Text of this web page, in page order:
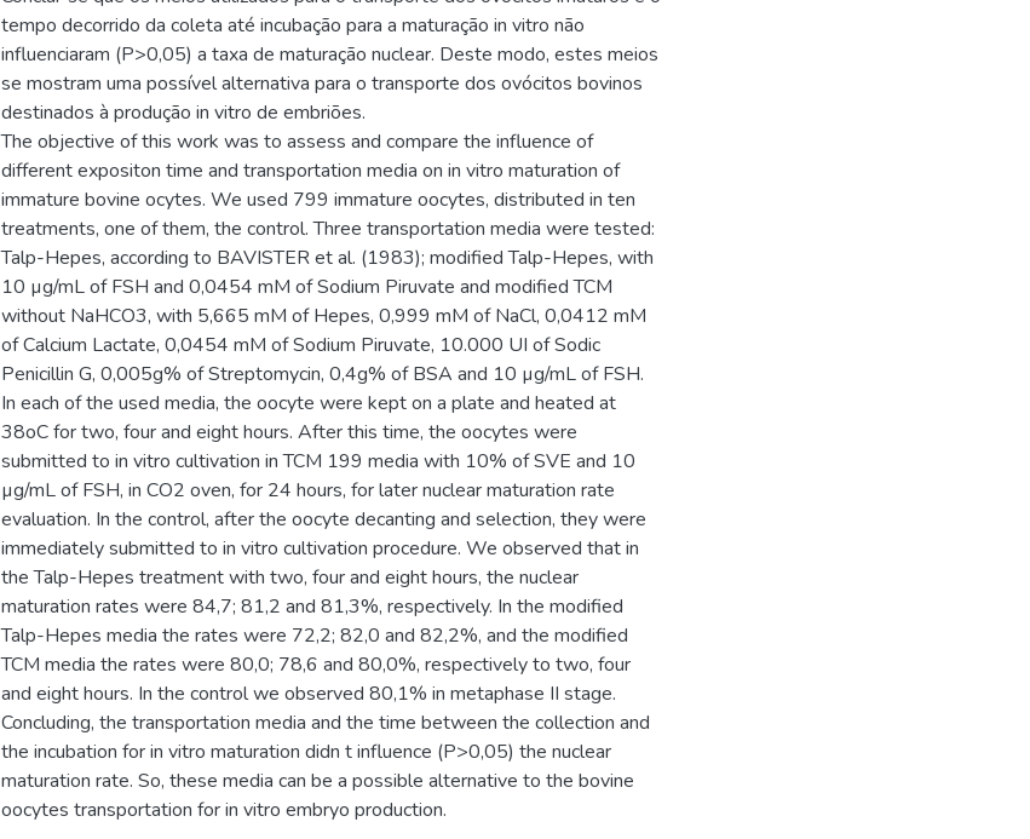
tempo decorrido da coleta até incubação para a maturação in vitro não
influenciaram (P>0,05) a taxa de maturação nuclear. Deste modo, estes meios
se mostram uma possível alternativa para o transporte dos ovócitos bovinos
destinados à produção in vitro de embriões.
The objective of this work was to assess and compare the influence of
different expositon time and transportation media on in vitro maturation of
immature bovine ocytes. We used 799 immature oocytes, distributed in ten
treatments, one of them, the control. Three transportation media were tested:
Talp-Hepes, according to BAVISTER et al. (1983); modified Talp-Hepes, with
10 µg/mL of FSH and 0,0454 mM of Sodium Piruvate and modified TCM
without NaHCO3, with 5,665 mM of Hepes, 0,999 mM of NaCl, 0,0412 mM
of Calcium Lactate, 0,0454 mM of Sodium Piruvate, 10.000 UI of Sodic
Penicillin G, 0,005g% of Streptomycin, 0,4g% of BSA and 10 µg/mL of FSH.
In each of the used media, the oocyte were kept on a plate and heated at
38oC for two, four and eight hours. After this time, the oocytes were
submitted to in vitro cultivation in TCM 199 media with 10% of SVE and 10
µg/mL of FSH, in CO2 oven, for 24 hours, for later nuclear maturation rate
evaluation. In the control, after the oocyte decanting and selection, they were
immediately submitted to in vitro cultivation procedure. We observed that in
the Talp-Hepes treatment with two, four and eight hours, the nuclear
maturation rates were 84,7; 81,2 and 81,3%, respectively. In the modified
Talp-Hepes media the rates were 72,2; 82,0 and 82,2%, and the modified
TCM media the rates were 80,0; 78,6 and 80,0%, respectively to two, four
and eight hours. In the control we observed 80,1% in metaphase II stage.
Concluding, the transportation media and the time between the collection and
the incubation for in vitro maturation didn t influence (P>0,05) the nuclear
maturation rate. So, these media can be a possible alternative to the bovine
oocytes transportation for in vitro embryo production.